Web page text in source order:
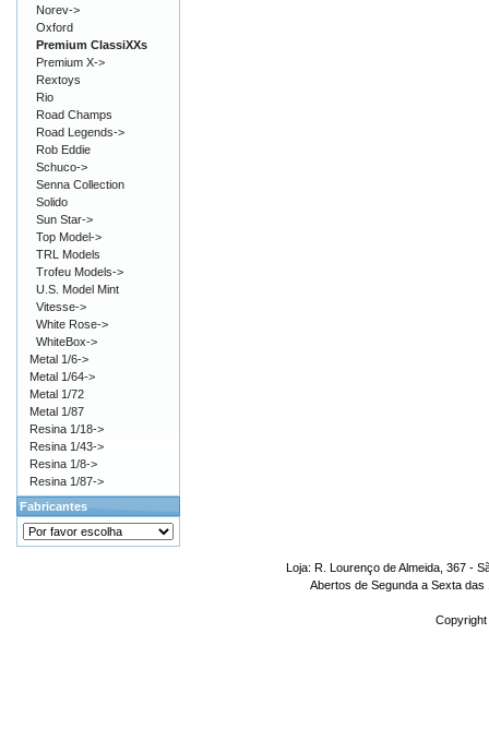
Norev->
Oxford
Premium ClassiXXs
Premium X->
Rextoys
Rio
Road Champs
Road Legends->
Rob Eddie
Schuco->
Senna Collection
Solido
Sun Star->
Top Model->
TRL Models
Trofeu Models->
U.S. Model Mint
Vitesse->
White Rose->
WhiteBox->
Metal 1/6->
Metal 1/64->
Metal 1/72
Metal 1/87
Resina 1/18->
Resina 1/43->
Resina 1/8->
Resina 1/87->
Fabricantes
Loja: R. Lourenço de Almeida, 367 -
Abertos de Segunda a Sexta